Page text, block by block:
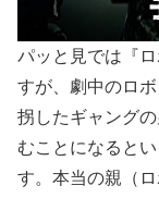
パッと見では『
すが、劇中のロ
拐したギャング
むことになると
す。本当の親（